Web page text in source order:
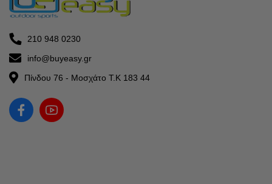
210 948 0230
info@buyeasy.gr
Πίνδου 76 - Μοσχάτο Τ.Κ 183 44